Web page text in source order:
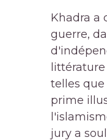
Khadra a
guerre,
telles que
prime
jury a